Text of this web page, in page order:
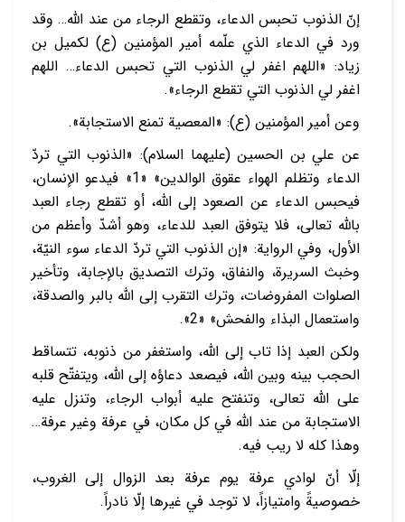
إنّ الذنوب تحبس الدعاء، وتقطع الرجاء من عند الله… وقد
ورد في الدعاء الذي علّمه أمير المؤمنين (ع) لكميل بن
زياد: «اللهم اغفر لي الذنوب التي تحبس الدعاء… اللهم
اغفر لي الذنوب التي تقطع الرجاء».
وعن أمير المؤمنين (ع): «المعصية تمنع الاستجابة».
عن علي بن الحسين (عليهما السلام): «الذنوب التي تردّ
الدعاء وتظلم الهواء عقوق الوالدين» «1» فيدعو الإنسان،
فيحبس الدعاء عن الصعود إلى الله، أو تقطع رجاء العبد
بالله تعالى، فلا يتوفق العبد للدعاء، وهو أشدّ وأعظم من
الأول، وفي الرواية: «إن الذنوب التي تردّ الدعاء سوء النيّة،
وخبث السريرة، والنفاق، وترك التصديق بالإجابة، وتأخير
الصلوات المفروضات، وترك التقرب إلى الله بالبر والصدقة،
واستعمال البذاء والفحش» «2».
ولكن العبد إذا تاب إلى الله، واستغفر من ذنوبه، تتساقط
الحجب بينه وبين الله، فيصعد دعاؤه إلى الله، ويتفتّح قلبه
على الله تعالى، وتنفتح عليه أبواب الرجاء، وتنزل عليه
الاستجابة من عند الله في كل مكان، في عرفة وغير عرفة…
وهذا كله لا ريب فيه.
إلّا أنّ لوادي عرفة يوم عرفة بعد الزوال إلى الغروب،
خصوصيةً وامتيازاً، لا توجد في غيرها إلّا نادراً.